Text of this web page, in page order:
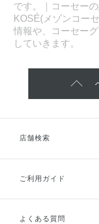
です。｜コーセー
KOSÉ(メゾンコー
情報や、コーセー
していきます。
店舗検索
ご利用ガイド
ご利用ガイドトップ
よくある質問